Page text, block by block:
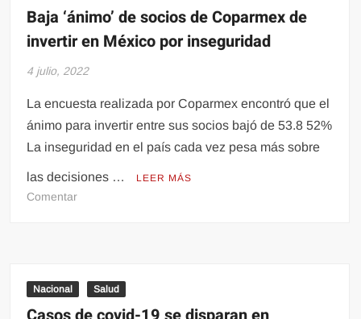
firma
nuevo
convenio
Baja ‘ánimo’ de socios de Coparmex de
invertir en México por inseguridad
4 julio, 2022
La encuesta realizada por Coparmex encontró que el
ánimo para invertir entre sus socios bajó de 53.8 52%
La inseguridad en el país cada vez pesa más sobre
las decisiones … LEER MÁS
Comentaren
Coparmex
Nacional Salud